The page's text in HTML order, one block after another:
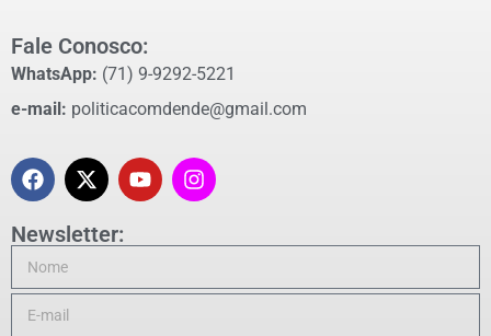
Fale Conosco:
WhatsApp: (71) 9-9292-5221
e-mail: politicacomdende@gmail.com
Newsletter: